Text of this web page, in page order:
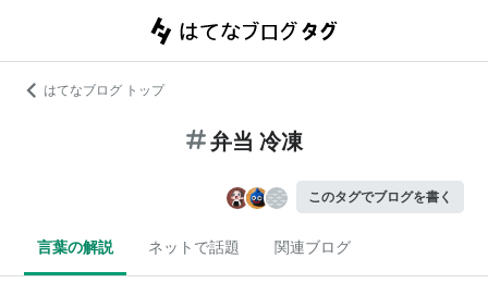
はてなブログ トップ
弁当 冷凍
このタグでブログを書く
言葉の解説 ネットで話題 関連ブログ